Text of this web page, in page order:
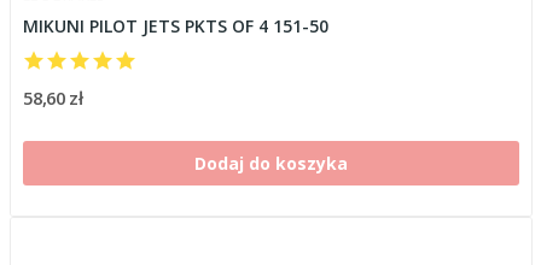
MIKUNI PILOT JETS PKTS OF 4 151-50
58,60 zł
Dodaj do koszyka